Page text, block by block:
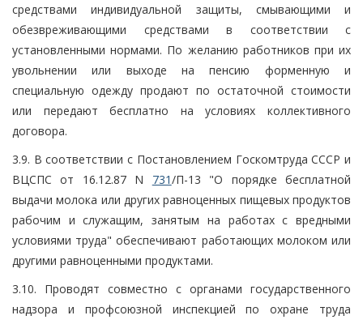
средствами индивидуальной защиты, смывающими и
обезвреживающими средствами в соответствии с
установленными нормами. По желанию работников при их
увольнении или выходе на пенсию форменную и
специальную одежду продают по остаточной стоимости
или передают бесплатно на условиях коллективного
договора.
3.9. В соответствии с Постановлением Госкомтруда СССР и
ВЦСПС от 16.12.87 N 731/П-13 "О порядке бесплатной
выдачи молока или других равноценных пищевых продуктов
рабочим и служащим, занятым на работах с вредными
условиями труда" обеспечивают работающих молоком или
другими равноценными продуктами.
3.10. Проводят совместно с органами государственного
надзора и профсоюзной инспекцией по охране труда